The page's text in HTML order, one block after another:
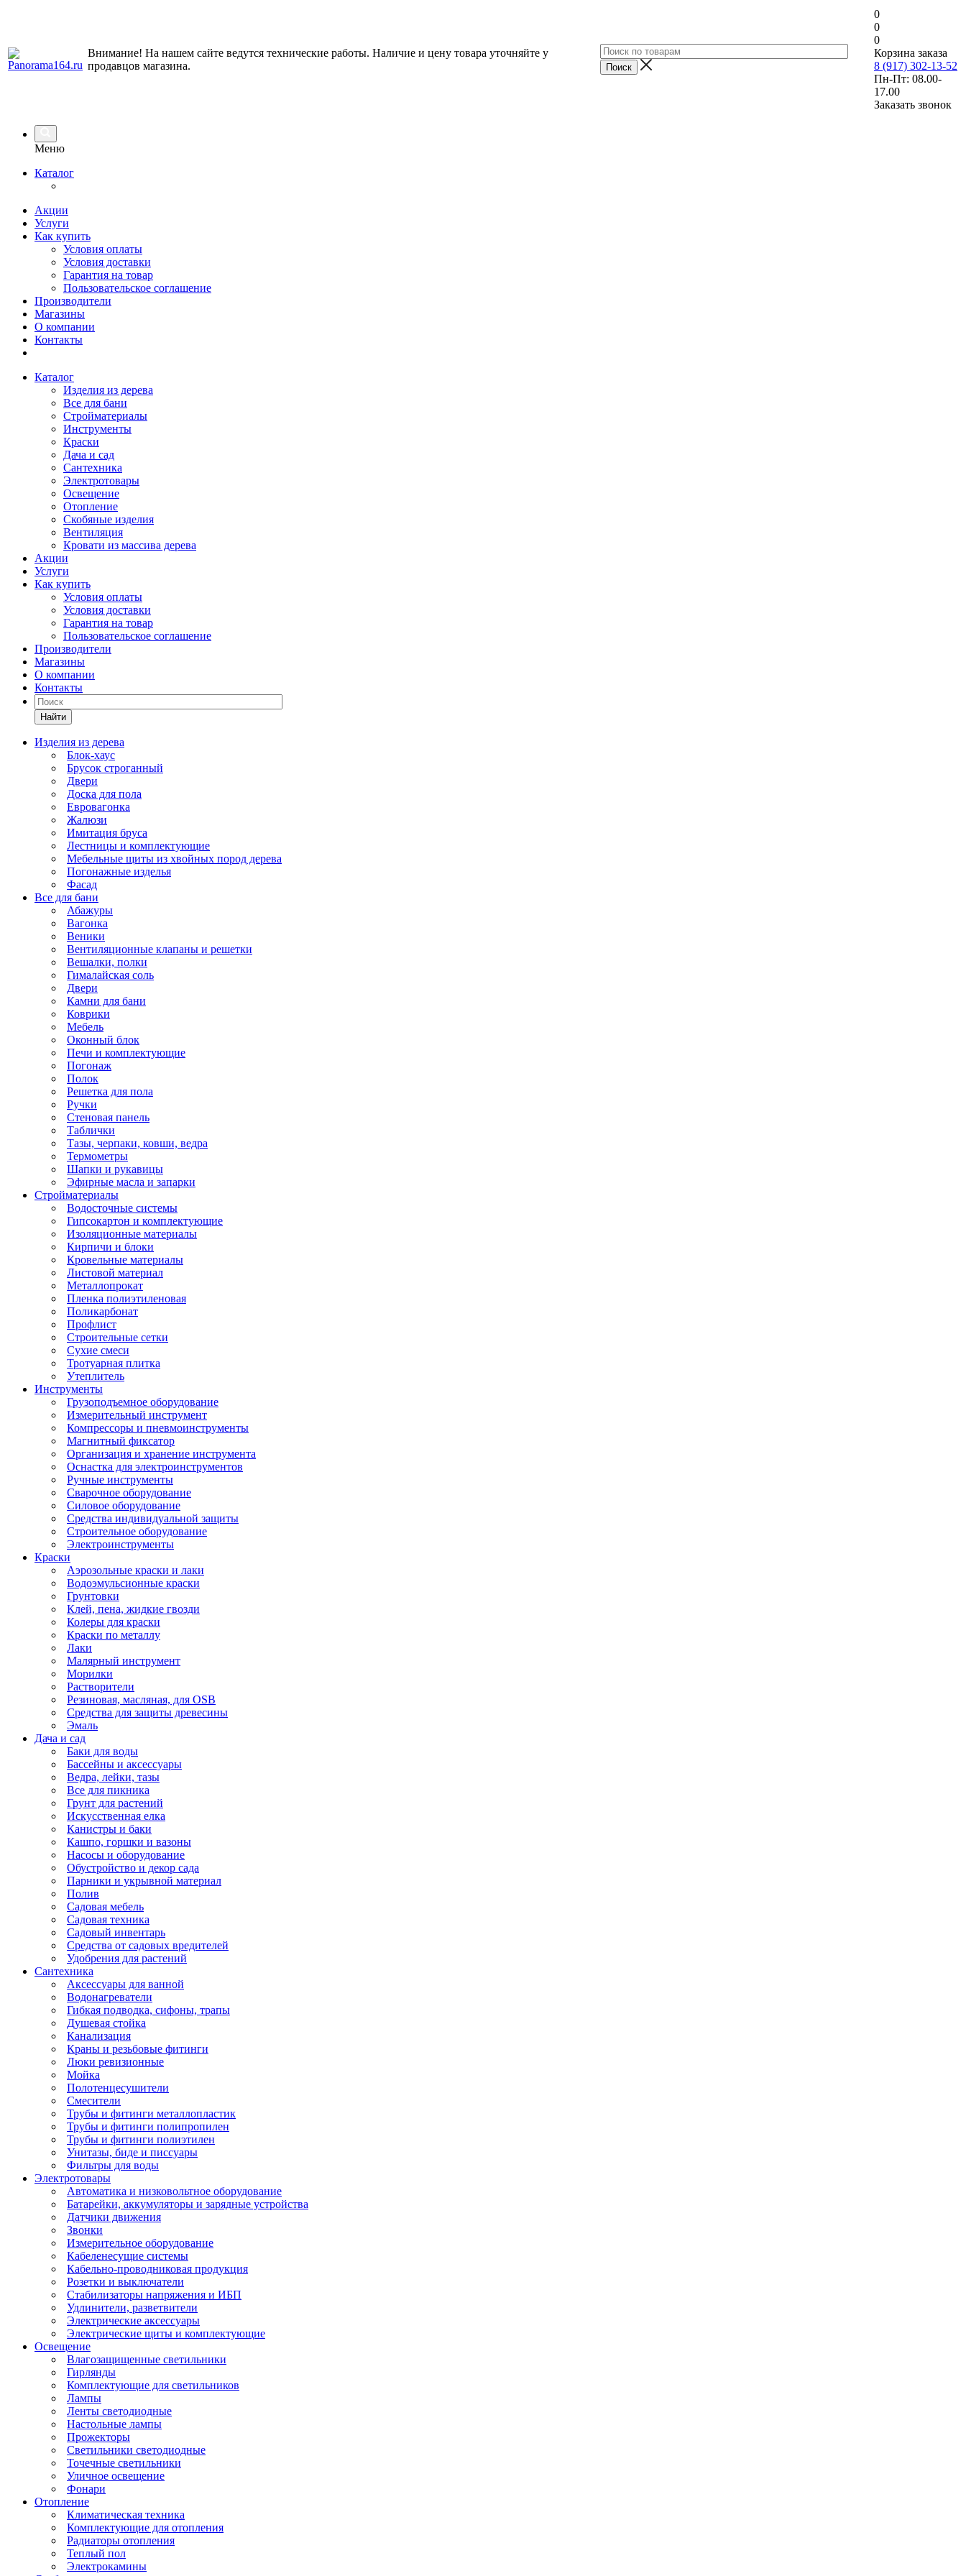
Внимание! На нашем сайте ведутся технические работы. Наличие и цену товара уточняйте у
продавцов магазина.
0
0
0
Корзина заказа
8 (917) 302-13-52
Пн-Пт: 08.00-
17.00
Заказать звонок
Меню
Каталог
Акции
Услуги
Как купить
Условия оплаты
Условия доставки
Гарантия на товар
Пользовательское соглашение
Производители
Магазины
О компании
Контакты
Каталог
Изделия из дерева
Все для бани
Стройматериалы
Инструменты
Краски
Дача и сад
Сантехника
Электротовары
Освещение
Отопление
Скобяные изделия
Вентиляция
Кровати из массива дерева
Акции
Услуги
Как купить
Условия оплаты
Условия доставки
Гарантия на товар
Пользовательское соглашение
Производители
Магазины
О компании
Контакты
Найти
Изделия из дерева
Блок-хаус
Брусок строганный
Двери
Доска для пола
Евровагонка
Жалюзи
Имитация бруса
Лестницы и комплектующие
Мебельные щиты из хвойных пород дерева
Погонажные изделья
Фасад
Все для бани
Абажуры
Вагонка
Веники
Вентиляционные клапаны и решетки
Вешалки, полки
Гималайская соль
Двери
Камни для бани
Коврики
Мебель
Оконный блок
Печи и комплектующие
Погонаж
Полок
Решетка для пола
Ручки
Стеновая панель
Таблички
Тазы, черпаки, ковши, ведра
Термометры
Шапки и рукавицы
Эфирные масла и запарки
Стройматериалы
Водосточные системы
Гипсокартон и комплектующие
Изоляционные материалы
Кирпичи и блоки
Кровельные материалы
Листовой материал
Металлопрокат
Пленка полиэтиленовая
Поликарбонат
Профлист
Строительные сетки
Сухие смеси
Тротуарная плитка
Утеплитель
Инструменты
Грузоподъемное оборудование
Измерительный инструмент
Компрессоры и пневмоинструменты
Магнитный фиксатор
Организация и хранение инструмента
Оснастка для электроинструментов
Ручные инструменты
Сварочное оборудование
Силовое оборудование
Средства индивидуальной защиты
Строительное оборудование
Электроинструменты
Краски
Аэрозольные краски и лаки
Водоэмульсионные краски
Грунтовки
Клей, пена, жидкие гвозди
Колеры для краски
Краски по металлу
Лаки
Малярный инструмент
Морилки
Растворители
Резиновая, масляная, для OSB
Средства для защиты древесины
Эмаль
Дача и сад
Баки для воды
Бассейны и аксессуары
Ведра, лейки, тазы
Все для пикника
Грунт для растений
Искусственная елка
Канистры и баки
Кашпо, горшки и вазоны
Насосы и оборудование
Обустройство и декор сада
Парники и укрывной материал
Полив
Садовая мебель
Садовая техника
Садовый инвентарь
Средства от садовых вредителей
Удобрения для растений
Сантехника
Аксессуары для ванной
Водонагреватели
Гибкая подводка, сифоны, трапы
Душевая стойка
Канализация
Краны и резьбовые фитинги
Люки ревизионные
Мойка
Полотенцесушители
Смесители
Трубы и фитинги металлопластик
Трубы и фитинги полипропилен
Трубы и фитинги полиэтилен
Унитазы, биде и писсуары
Фильтры для воды
Электротовары
Автоматика и низковольтное оборудование
Батарейки, аккумуляторы и зарядные устройства
Датчики движения
Звонки
Измерительное оборудование
Кабеленесущие системы
Кабельно-проводниковая продукция
Розетки и выключатели
Стабилизаторы напряжения и ИБП
Удлинители, разветвители
Электрические аксессуары
Электрические щиты и комплектующие
Освещение
Влагозащищенные светильники
Гирлянды
Комплектующие для светильников
Лампы
Ленты светодиодные
Настольные лампы
Прожекторы
Светильники светодиодные
Точечные светильники
Уличное освещение
Фонари
Отопление
Климатическая техника
Комплектующие для отопления
Радиаторы отопления
Теплый пол
Электрокамины